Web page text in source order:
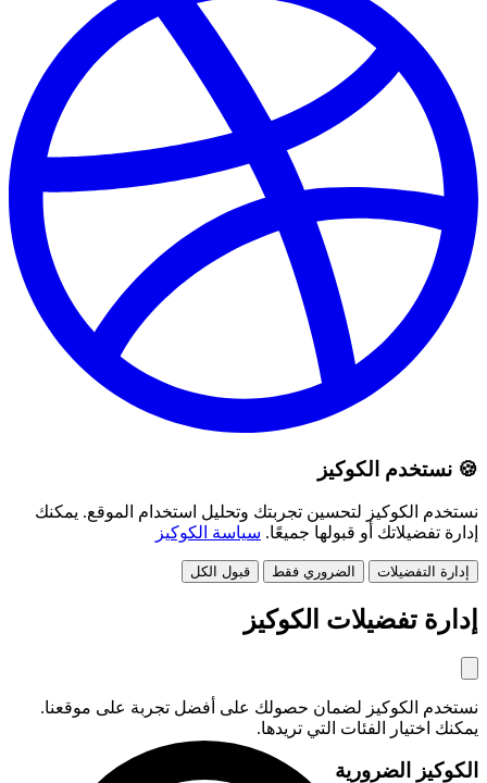
🍪 نستخدم الكوكيز
نستخدم الكوكيز لتحسين تجربتك وتحليل استخدام الموقع. يمكنك
إدارة تفضيلاتك أو قبولها جميعًا. سياسة الكوكيز
إدارة التفضيلات الضروري فقط قبول الكل
إدارة تفضيلات الكوكيز
نستخدم الكوكيز لضمان حصولك على أفضل تجربة على موقعنا.
يمكنك اختيار الفئات التي تريدها.
الكوكيز الضرورية